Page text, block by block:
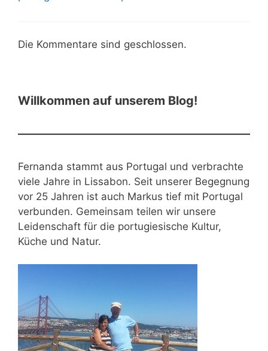
Die Kommentare sind geschlossen.
Willkommen auf unserem Blog!
Fernanda stammt aus Portugal und verbrachte
viele Jahre in Lissabon. Seit unserer Begegnung
vor 25 Jahren ist auch Markus tief mit Portugal
verbunden. Gemeinsam teilen wir unsere
Leidenschaft für die portugiesische Kultur,
Küche und Natur.